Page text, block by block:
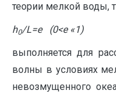
теории мелкой воды,
h0/L=e(0<e «1)
выполняется для
волны в условиях
невозмущенного